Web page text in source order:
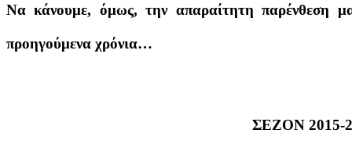
Να κάνουμε, όμως, την απαραίτητη παρένθεση
προηγούμενα χρόνια…
ΣΕΖΟΝ 2015-